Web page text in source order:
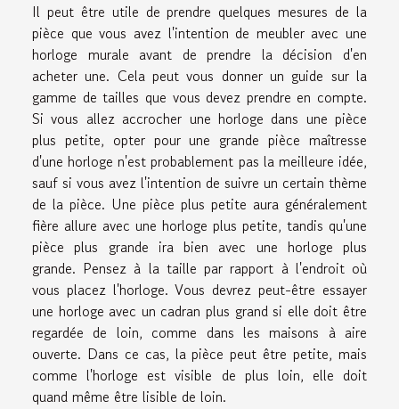
Il peut être utile de prendre quelques mesures de la
pièce que vous avez l'intention de meubler avec une
horloge murale avant de prendre la décision d'en
acheter une. Cela peut vous donner un guide sur la
gamme de tailles que vous devez prendre en compte.
Si vous allez accrocher une horloge dans une pièce
plus petite, opter pour une grande pièce maîtresse
d'une horloge n'est probablement pas la meilleure idée,
sauf si vous avez l'intention de suivre un certain thème
de la pièce. Une pièce plus petite aura généralement
fière allure avec une horloge plus petite, tandis qu'une
pièce plus grande ira bien avec une horloge plus
grande. Pensez à la taille par rapport à l'endroit où
vous placez l'horloge. Vous devrez peut-être essayer
une horloge avec un cadran plus grand si elle doit être
regardée de loin, comme dans les maisons à aire
ouverte. Dans ce cas, la pièce peut être petite, mais
comme l'horloge est visible de plus loin, elle doit
quand même être lisible de loin.